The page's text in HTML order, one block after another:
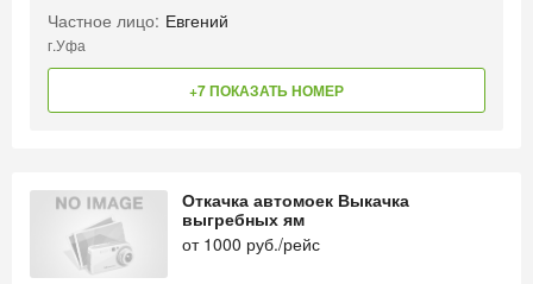
Частное лицо: Евгений
г.Уфа
+7 ПОКАЗАТЬ НОМЕР
Откачка автомоек Выкачка
выгребных ям
от 1000 руб./рейс